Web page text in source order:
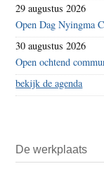
29 augustus 2026
Open Dag Nyingma
30 augustus 2026
Open ochtend
bekijk de agenda
De werkplaats